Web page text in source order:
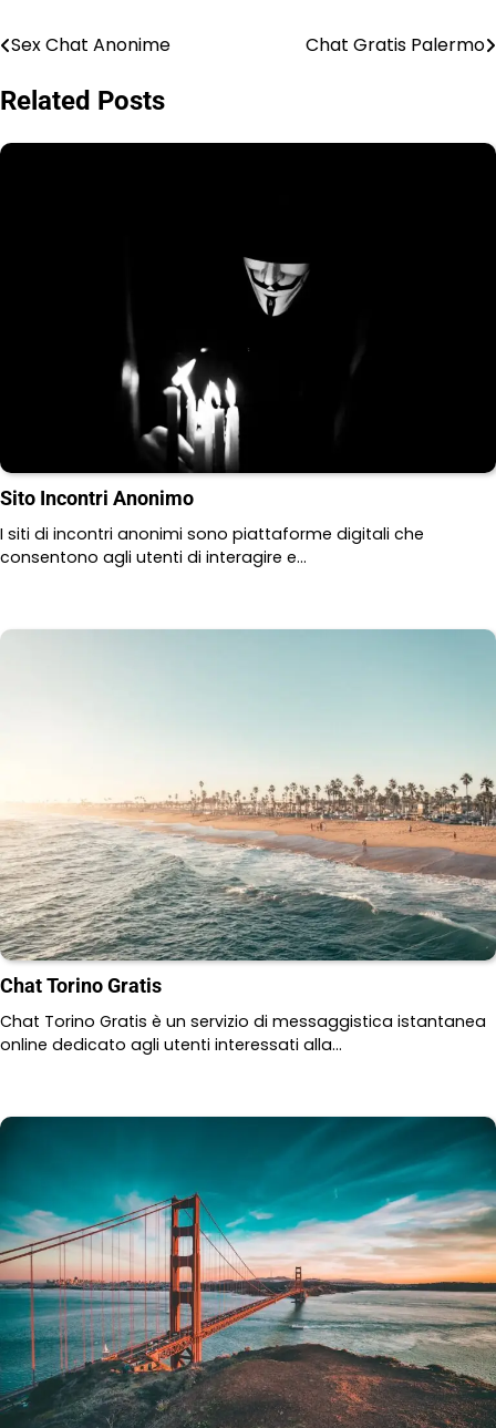
Post
navigation
Sex Chat Anonime Chat Gratis Palermo
Related Posts
Sito Incontri Anonimo
I siti di incontri anonimi sono piattaforme digitali che
consentono agli utenti di interagire e…
Chat Torino Gratis
Chat Torino Gratis è un servizio di messaggistica istantanea
online dedicato agli utenti interessati alla…